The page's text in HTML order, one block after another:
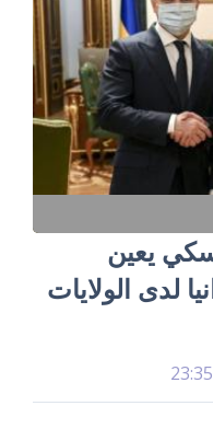
يعين
لدى الولايات